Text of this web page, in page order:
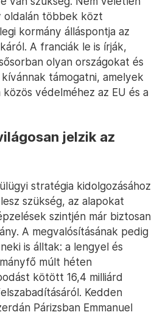
oldalán többek közt
kormány álláspontja az
A franciák le is írják,
olyan országokat és
támogatni, amelyek
védelméhez az EU és a
jelzik az
stratégia kidolgozásához
szükség, az alapokat
szintjén már biztosan
A megvalósításának pedig
is álltak: a lengyel és
múlt héten
kötött 16,4 milliárd
Kedden
Párizsban Emmanuel